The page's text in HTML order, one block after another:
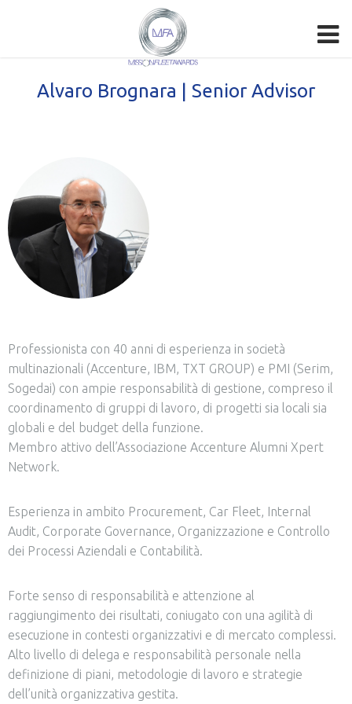
Alvaro Brognara | Senior Advisor
Professionista con 40 anni di esperienza in società
multinazionali (Accenture, IBM, TXT GROUP) e PMI (Serim,
Sogedai) con ampie responsabilità di gestione, compreso il
coordinamento di gruppi di lavoro, di progetti sia locali sia
globali e del budget della funzione.
Membro attivo dell’Associazione Accenture Alumni Xpert
Network.
Esperienza in ambito Procurement, Car Fleet, Internal
Audit, Corporate Governance, Organizzazione e Controllo
dei Processi Aziendali e Contabilità.
Forte senso di responsabilità e attenzione al
raggiungimento dei risultati, coniugato con una agilità di
esecuzione in contesti organizzativi e di mercato complessi.
Alto livello di delega e responsabilità personale nella
definizione di piani, metodologie di lavoro e strategie
dell’unità organizzativa gestita.